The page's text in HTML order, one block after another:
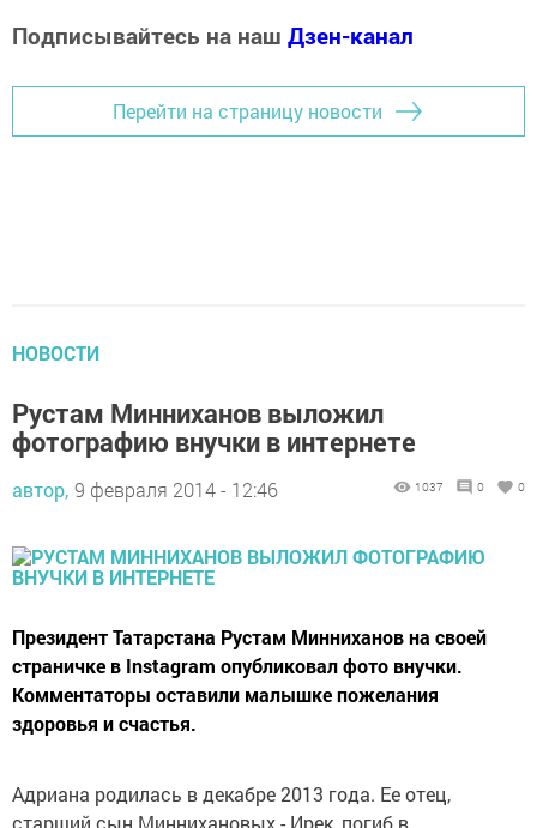
Подписывайтесь на наш Дзен-канал
Перейти на страницу новости
НОВОСТИ
Рустам Минниханов выложил
фотографию внучки в интернете
автор, 9 февраля 2014 - 12:46 1037 0 0
Президент Татарстана Рустам Минниханов на своей
страничке в Instagram опубликовал фото внучки.
Комментаторы оставили малышке пожелания
здоровья и счастья.
Адриана родилась в декабре 2013 года. Ее отец,
старший сын Миннихановых - Ирек, погиб в